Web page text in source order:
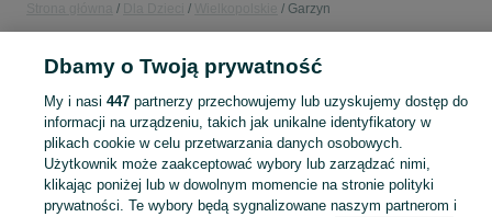
Garzyn
DLA DZIECI
KATEGORIA
Zakupy dla Twojej pociechy mogą być dziecinnie proste! Znajdź to, czego potrzebujesz w kategorii Dla Dzieci na OLX - Garzyn i okolice! Zobacz
Dbamy o Twoją prywatność
My i nasi 447partnerzy przechowujemy lub uzyskujemy dostęp do
informacji na urządzeniu, takich jak unikalne identyfikatory w
plikach cookie w celu przetwarzania danych osobowych.
Użytkownik może zaakceptować wybory lub zarządzać nimi,
klikając poniżej lub w dowolnym momencie na stronie polityki
prywatności. Te wybory będą sygnalizowane naszym partnerom i